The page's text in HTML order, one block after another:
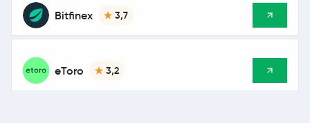
Bitfinex 3,7
eToro 3,2